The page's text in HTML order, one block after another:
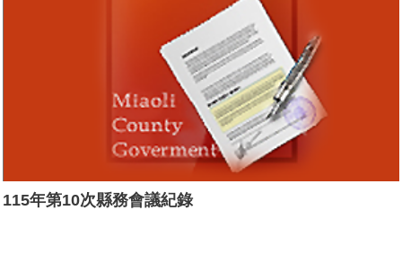
115年第10次縣務會議紀錄